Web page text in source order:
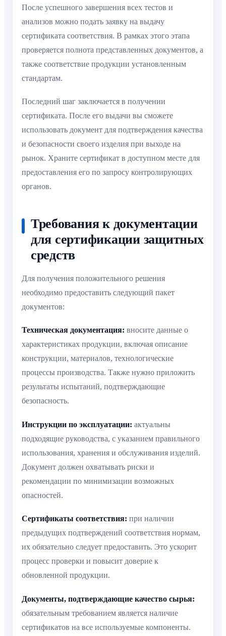
После успешного завершения всех тестов и
анализов можно подать заявку на выдачу
сертификата соответствия. В рамках этого этапа
проверяется полнота представленных документов, а
также соответствие продукции установленным
стандартам.
Последний шаг заключается в получении
сертификата. После его выдачи вы сможете
использовать документ для подтверждения качества
и безопасности своего изделия при выходе на
рынок. Храните сертификат в доступном месте для
предоставления его по запросу контролирующих
органов.
Требования к документации
для сертификации защитных
средств
Для получения положительного решения
необходимо предоставить следующий пакет
документов:
Техническая документация: вносите данные о
характеристиках продукции, включая описание
конструкции, материалов, технологические
процессы производства. Также нужно приложить
результаты испытаний, подтверждающие
безопасность.
Инструкции по эксплуатации: актуальны
подходящие руководства, с указанием правильного
использования, хранения и обслуживания изделий.
Документ должен охватывать риски и
рекомендации по минимизации возможных
опасностей.
Сертификаты соответствия: при наличии
предыдущих подтверждений соответствия нормам,
их обязательно следует предоставить. Это ускорит
процесс проверки и повысит доверие к
обновленной продукции.
Документы, подтверждающие качество сырья:
обязательным требованием является наличие
сертификатов на все используемые компоненты.